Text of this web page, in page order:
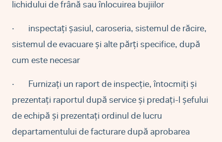
lichidului de frână sau înlocuirea bujiilor
·
inspectați șasiul, caroseria, sistemul de răcire,
sistemul de evacuare și alte părți specifice, după
cum este necesar
·
Furnizați un raport de inspecție, întocmiți și
prezentați raportul după service și predați-l șefului
de echipă și prezentați ordinul de lucru
departamentului de facturare după aprobarea